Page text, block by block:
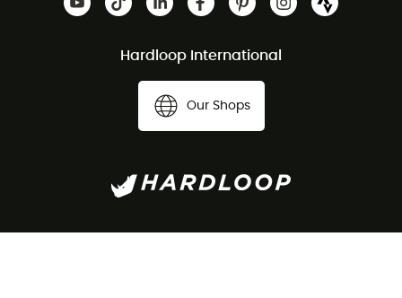
Hardloop International
Our Shops